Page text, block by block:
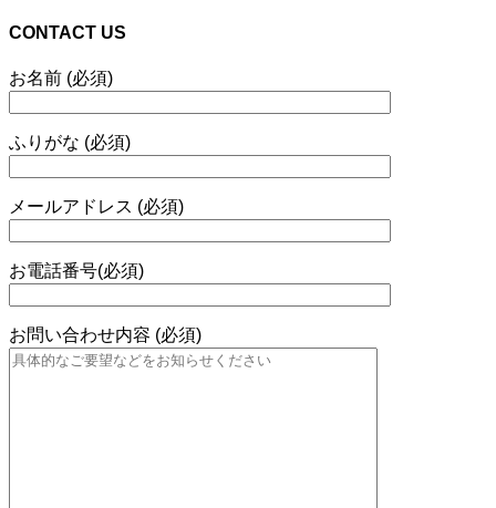
CONTACT US
お名前 (必須)
ふりがな (必須)
メールアドレス (必須)
お電話番号(必須)
お問い合わせ内容 (必須)